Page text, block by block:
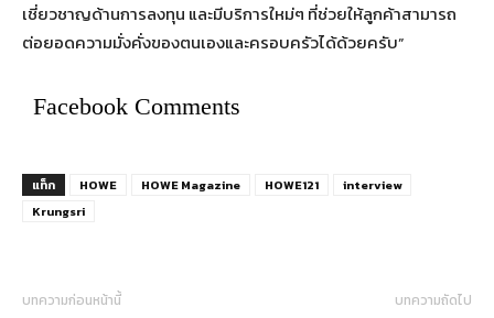
เชี่ยวชาญด้านการลงทุน และมีบริการใหม่ๆ ที่ช่วยให้ลูกค้าสามารถ
ต่อยอดความมั่งคั่งของตนเองและครอบครัวได้ด้วยครับ”
Facebook Comments
แท็ก HOWE HOWE Magazine HOWE121
interview
Krungsri
บทความก่อนหน้านี้ บทความถัดไป